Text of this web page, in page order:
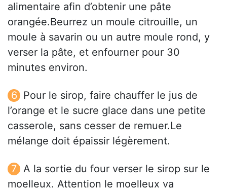
alimentaire afin d’obtenir une pâte
orangée.Beurrez un moule citrouille, un
moule à savarin ou un autre moule rond, y
verser la pâte, et enfourner pour 30
minutes environ.
Pour le sirop, faire chauffer le jus de
l’orange et le sucre glace dans une petite
casserole, sans cesser de remuer.Le
mélange doit épaissir légèrement.
A la sortie du four verser le sirop sur le
moelleux. Attention le moelleux va